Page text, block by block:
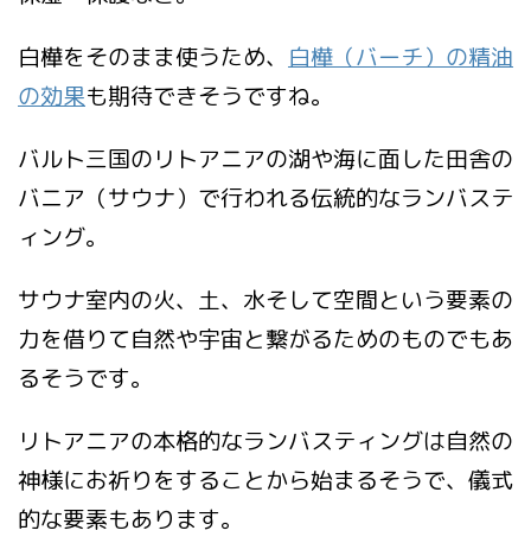
白樺をそのまま使うため、 白樺（バーチ）の精油
の効果も期待できそうですね。
バルト三国のリトアニアの湖や海に面した田舎の
バニア（サウナ）で行われる伝統的なランバステ
ィング。
サウナ室内の火、土、水そして空間という要素の
力を借りて自然や宇宙と繋がるためのものでもあ
るそうです。
リトアニアの本格的なランバスティングは自然の
神様にお祈りをすることから始まるそうで、儀式
的な要素もあります。